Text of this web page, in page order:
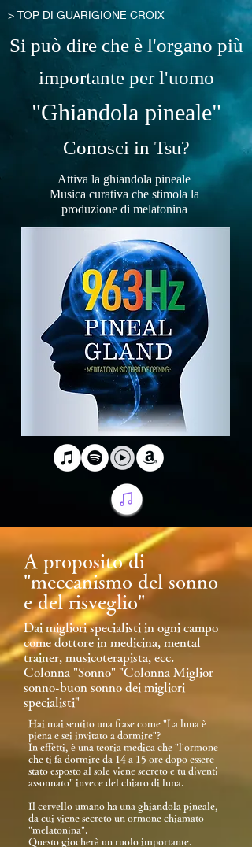
> TOP DI GUARIGIONE CROIX
Si può dire che è l'organo più
importante per l'uomo
"Ghiandola pineale"
Conosci in Tsu?
Attiva la ghiandola pineale
Musica curativa che stimola la
produzione di melatonina
A proposito di
"meccanismo del sonno
e del risveglio"
Dai migliori specialisti in ogni campo
come dottore in medicina, mental
trainer, musicoterapista, ecc.
Colonna "Sonno" "Colonna Miglior
sonno-buon sonno dei migliori
specialisti"
Hai mai sentito una frase come "La luna è
piena e sei invitato a dormire"?
In effetti, è una teoria medica che "l'ormone
che ti fa dormire da 14 a 15 ore dopo essere
stato esposto al sole viene secreto e tu diventi
assonnato" invece del chiaro di luna.
Il cervello umano ha una ghiandola pineale,
da cui viene secreto un ormone chiamato
"melatonina".
Questo giocherà un ruolo importante.